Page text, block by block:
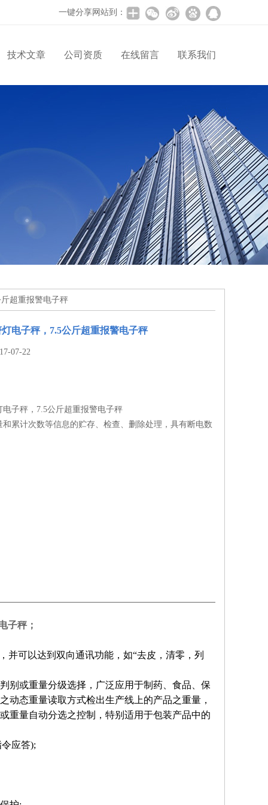
一键分享网站到：
技术文章 公司资质 在线留言 联系我们
超重报警电子秤
电子秤，7.5公斤超重报警电子秤
07-22
电子秤，7.5公斤超重报警电子秤
和累计次数等信息的贮存、检查、删除处理，具有断电数
子秤；
并可以达到双向通讯功能，如“去皮，清零，列
别或重量分级选择，广泛应用于制药、食品、保
动态重量读取方式检出生产线上的产品之重量，
重量自动分选之控制，特别适用于包装产品中的
应答);